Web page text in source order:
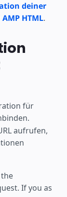
deiner
HTML.
für
aufrufen,
If you as